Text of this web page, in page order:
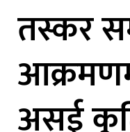
तस्कर
असई